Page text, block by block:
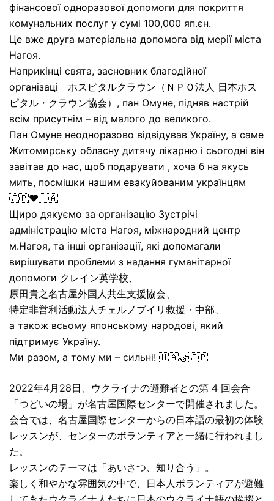
фінансової одноразової допомоги для покриття
комунальних послуг у сумі 100,000 яп.єн.
Це вже друга матеріальна допомога від мерії міста
Нагоя.
Наприкінці свята, засновник благодійної
організаці ホスピタルクラウン（ＮＰＯ法人 日本ホス
ピタル・クラウン協会）, пан Омуне, підняв настрій
всім присутнім – від малого до великого.
Пан Омуне неодноразово відвідував Україну, а саме
Житомирську обласну дитячу лікарню і сьогодні він
завітав до нас, щоб подарувати , хоча б на якусь
мить, посмішки нашим евакуйованим українцям
🇯🇵❤️🇺🇦
Щиро дякуємо за організацію Зустрічі
адміністрацію міста Нагоя, міжнародний центр
м.Нагоя, та інші організації, які допомагали
вирішувати проблеми з надання гуманітарної
допомоги クレイン英学校、
原田貴之名古屋外国人共生支援協会、
特定非営利活動法人チェルノブイリ救援・中部、
а також всьому японському народові, який
підтримує Україну.
Ми разом, а тому ми – сильні! 🇺🇦🤝🇯🇵
2022年4月28日、ウクライナの避難者との第 4 回会合
「つどいの場」が名古屋国際センターで開催されました。
会合では、名古屋国際センターからの日本語の最初の体験
レッスンが、センターのボランティアと一緒に行われまし
た。
レッスンのテーマは「あいさつ、知り合う」。
楽しく和やかな雰囲気の中で、日本人ボランティアが避難